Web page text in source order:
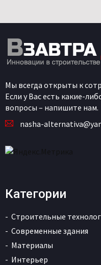
Мы всегда открыты к
Если у Вас есть какие-
вопросы – напишите нам.
nasha-
Категории
Строительные
Современные здания
Материалы
Интерьер